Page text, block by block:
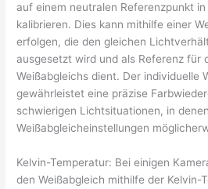
auf einem neutralen Referenzpunkt
kalibrieren. Dies kann mithilfe einer
erfolgen, die den gleichen
ausgesetzt wird und als Referenz für
Weißabgleichs dient. Der individuelle
gewährleistet eine präzise
schwierigen Lichtsituationen, in
Weißabgleicheinstellungen
Kelvin-Temperatur: Bei einigen
den Weißabgleich mithilfe der Kelvin-